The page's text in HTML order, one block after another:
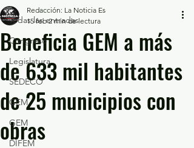
Todas las entradas
Congreso
Legislatura
SEDECO
GEM
GEM
DIFEM
Beneficia GEM a más
de 633 mil habitantes
de 25 municipios con
obras
Redacción: La Noticia Es
15 feb 2 min de lectura